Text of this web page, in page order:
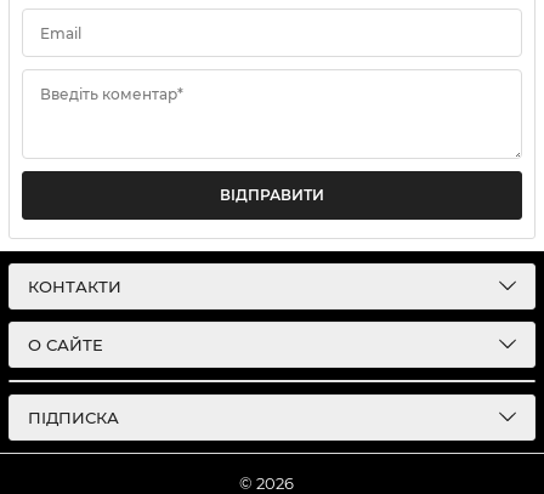
Email
Введіть коментар*
ВІДПРАВИТИ
КОНТАКТИ
О САЙТЕ
ПІДПИСКА
© 2026